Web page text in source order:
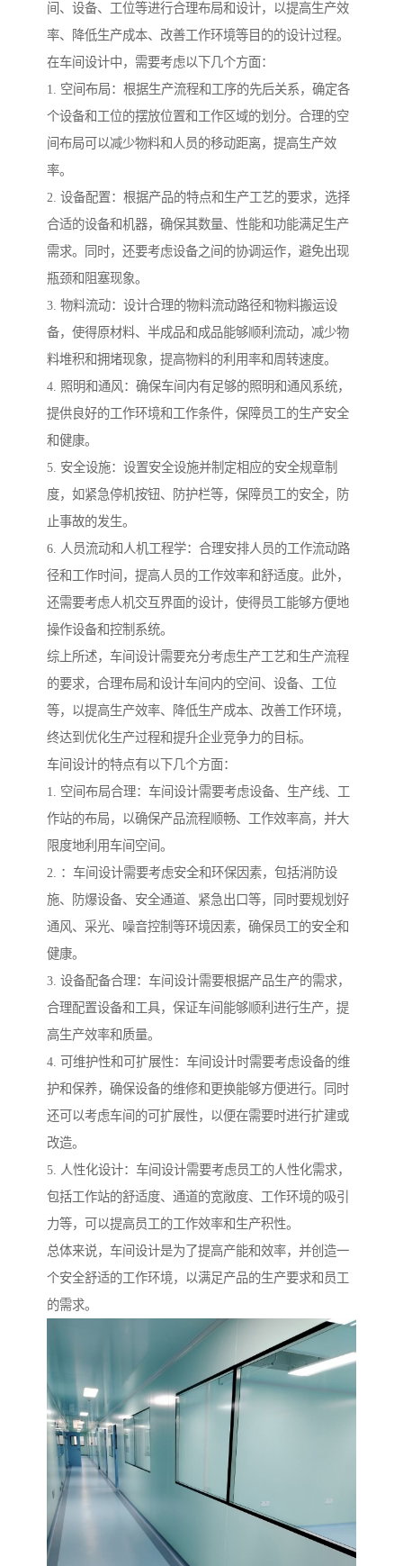
间、设备、工位等进行合理布局和设计，以提高生产效
率、降低生产成本、改善工作环境等目的的设计过程。
在车间设计中，需要考虑以下几个方面：
1. 空间布局：根据生产流程和工序的先后关系，确定各
个设备和工位的摆放位置和工作区域的划分。合理的空
间布局可以减少物料和人员的移动距离，提高生产效
率。
2. 设备配置：根据产品的特点和生产工艺的要求，选择
合适的设备和机器，确保其数量、性能和功能满足生产
需求。同时，还要考虑设备之间的协调运作，避免出现
瓶颈和阻塞现象。
3. 物料流动：设计合理的物料流动路径和物料搬运设
备，使得原材料、半成品和成品能够顺利流动，减少物
料堆积和拥堵现象，提高物料的利用率和周转速度。
4. 照明和通风：确保车间内有足够的照明和通风系统，
提供良好的工作环境和工作条件，保障员工的生产安全
和健康。
5. 安全设施：设置安全设施并制定相应的安全规章制
度，如紧急停机按钮、防护栏等，保障员工的安全，防
止事故的发生。
6. 人员流动和人机工程学：合理安排人员的工作流动路
径和工作时间，提高人员的工作效率和舒适度。此外，
还需要考虑人机交互界面的设计，使得员工能够方便地
操作设备和控制系统。
综上所述，车间设计需要充分考虑生产工艺和生产流程
的要求，合理布局和设计车间内的空间、设备、工位
等，以提高生产效率、降低生产成本、改善工作环境，
终达到优化生产过程和提升企业竞争力的目标。
车间设计的特点有以下几个方面：
1. 空间布局合理：车间设计需要考虑设备、生产线、工
作站的布局，以确保产品流程顺畅、工作效率高，并大
限度地利用车间空间。
2. ：车间设计需要考虑安全和环保因素，包括消防设
施、防爆设备、安全通道、紧急出口等，同时要规划好
通风、采光、噪音控制等环境因素，确保员工的安全和
健康。
3. 设备配备合理：车间设计需要根据产品生产的需求，
合理配置设备和工具，保证车间能够顺利进行生产，提
高生产效率和质量。
4. 可维护性和可扩展性：车间设计时需要考虑设备的维
护和保养，确保设备的维修和更换能够方便进行。同时
还可以考虑车间的可扩展性，以便在需要时进行扩建或
改造。
5. 人性化设计：车间设计需要考虑员工的人性化需求，
包括工作站的舒适度、通道的宽敞度、工作环境的吸引
力等，可以提高员工的工作效率和生产积性。
总体来说，车间设计是为了提高产能和效率，并创造一
个安全舒适的工作环境，以满足产品的生产要求和员工
的需求。